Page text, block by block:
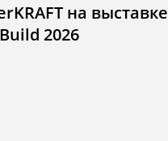
на выставке
2026